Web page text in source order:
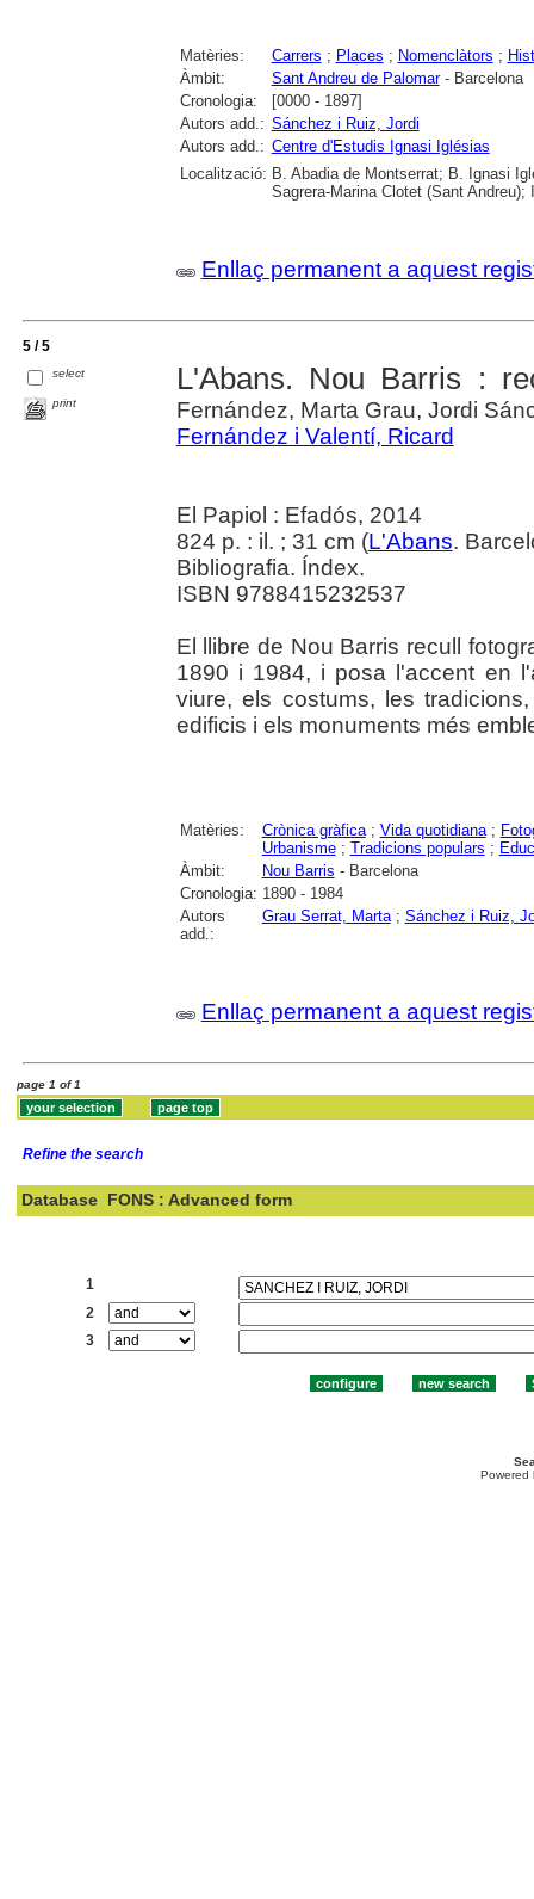
Matèries: Carrers ; Places ; Nomenclàtors ;
Àmbit:
Sant Andreu de Palomar- Barcelona
Cronologia:
[0000 - 1897]
Autors add.: Sánchez i Ruiz, Jordi
Autors add.: Centre d'Estudis Ignasi Iglésias
Localització: B. Abadia de Montserrat; B. Ignasi
Sagrera-Marina Clotet (Sant
Enllaç permanent a aquest
5 / 5
select
print
L'Abans. Nou Barris :
Fernández, Marta Grau, Jordi
Fernández i Valentí, Ricard
El Papiol : Efadós, 2014
824 p. : il. ; 31 cm (L'Abans.
Bibliografia. Índex.
ISBN 9788415232537
El llibre de Nou Barris recull
1890 i 1984, i posa l'accent en
viure, els costums, les
edificis i els monuments més
Matèries: Crònica gràfica; Vida quotidiana;
Urbanisme; Tradicions populars ;
Àmbit:
Nou Barris - Barcelona
Cronologia: 1890 - 1984
Autors
add.:
Grau Serrat, Marta; Sánchez i Ruiz,
Enllaç permanent a aquest
page 1 of 1
Refine the search
Database FONS : Advanced form
1
2
3
Powered